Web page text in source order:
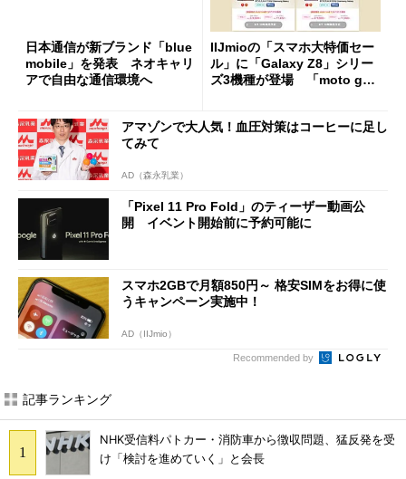
日本通信が新ブランド「blue
mobile」を発表 ネオキャリ
アで自由な通信環境へ
IIJmioの「スマホ大特価セー
ル」に「Galaxy Z8」シリー
ズ3機種が登場 「moto g37
アマゾンで大人気！血圧対策はコーヒーに足し
てみて
AD（森永乳業）
「Pixel 11 Pro Fold」のティーザー動画公
開 イベント開始前に予約可能に
スマホ2GBで月額850円～ 格安SIMをお得に使
うキャンペーン実施中！
AD（IIJmio）
Recommended by
記事ランキング
NHK受信料パトカー・消防車から徴収問題、猛反発を受
け「検討を進めていく」と会長